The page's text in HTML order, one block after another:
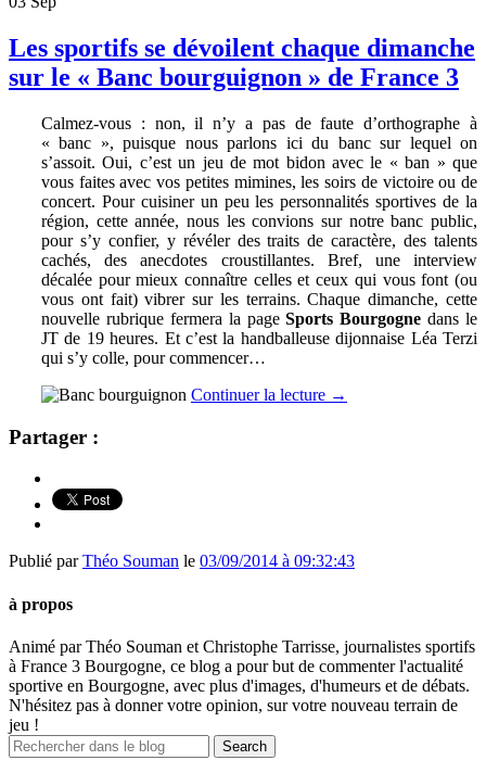
Les sportifs se dévoilent chaque dimanche
sur le « Banc bourguignon » de France 3
Calmez-vous : non, il n’y a pas de faute d’orthographe à
« banc », puisque nous parlons ici du banc sur lequel on
s’assoit. Oui, c’est un jeu de mot bidon avec le « ban » que
vous faites avec vos petites mimines, les soirs de victoire ou de
concert. Pour cuisiner un peu les personnalités sportives de la
région, cette année, nous les convions sur notre banc public,
pour s’y confier, y révéler des traits de caractère, des talents
cachés, des anecdotes croustillantes. Bref, une interview
décalée pour mieux connaître celles et ceux qui vous font (ou
vous ont fait) vibrer sur les terrains. Chaque dimanche, cette
nouvelle rubrique fermera la pageSports Bourgogne dans le
JT de 19 heures. Et c’est la handballeuse dijonnaise Léa Terzi
qui s’y colle, pour commencer…
Continuer la lecture →
Partager :
Publié parThéo Souman le 03/09/2014 à 09:32:43
à propos
Animé par Théo Souman et Christophe Tarrisse, journalistes sportifs
à France 3 Bourgogne, ce blog a pour but de commenter l'actualité
sportive en Bourgogne, avec plus d'images, d'humeurs et de débats.
N'hésitez pas à donner votre opinion, sur votre nouveau terrain de
jeu !